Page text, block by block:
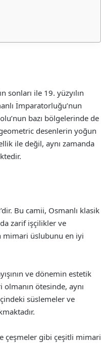
sonları ile 19. yüzyılın
İmparatorluğu’nun
bazı bölgelerinde de
desenlerin yoğun
ile değil, aynı zamanda
Bu camii, Osmanlı klasik
zarif işçilikler ve
mimari üslubunu en iyi
ve dönemin estetik
ötesinde, aynı
süslemeler ve
çeşmeler gibi çeşitli mimari